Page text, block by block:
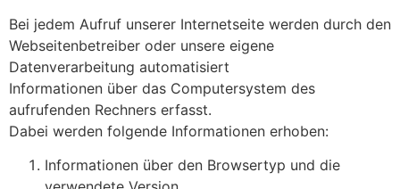
Bei jedem Aufruf unserer Internetseite werden durch den
Webseitenbetreiber oder unsere eigene
Datenverarbeitung automatisiert
Informationen über das Computersystem des
aufrufenden Rechners erfasst.
Dabei werden folgende Informationen erhoben:
Informationen über den Browsertyp und die